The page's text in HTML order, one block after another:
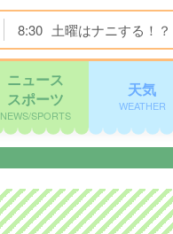
8:30 土曜はナニする！？
ニュース
スポーツ
NEWS/SPORTS
天気
WEATHER